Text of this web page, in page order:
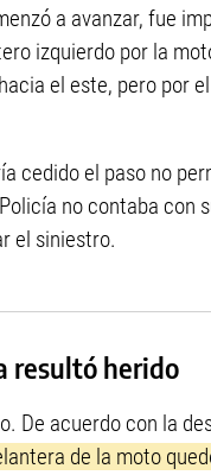
a avanzar, fue
izquierdo por la
el este, pero por
cedido el paso no
no contaba con
el siniestro.
resultó herido
De acuerdo con la
de la moto